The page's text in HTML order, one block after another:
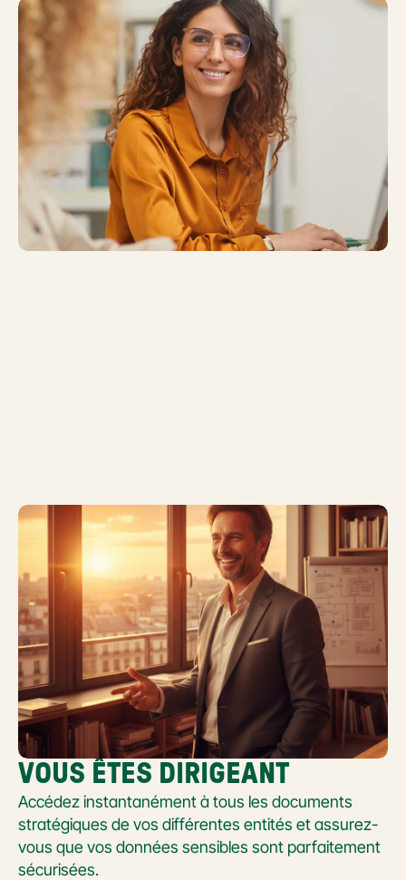
VOUS ÊTES DIRIGEANT
Accédez instantanément à tous les documents
stratégiques de vos différentes entités et assurez-
vous que vos données sensibles sont parfaitement
sécurisées.